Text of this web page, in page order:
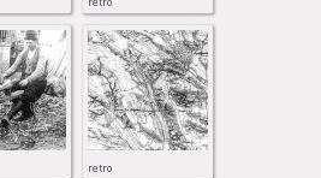
retro